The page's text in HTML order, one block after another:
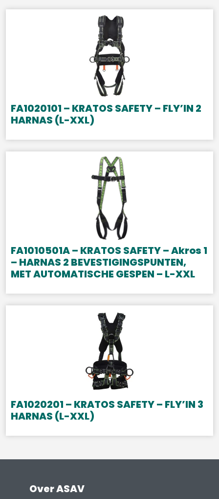
FA1020101 – KRATOS SAFETY – FLY’IN 2
HARNAS (L-XXL)
FA1010501A – KRATOS SAFETY – Akros 1
– HARNAS 2 BEVESTIGINGSPUNTEN,
MET AUTOMATISCHE GESPEN – L-XXL
FA1020201 – KRATOS SAFETY – FLY’IN 3
HARNAS (L-XXL)
Over ASAV